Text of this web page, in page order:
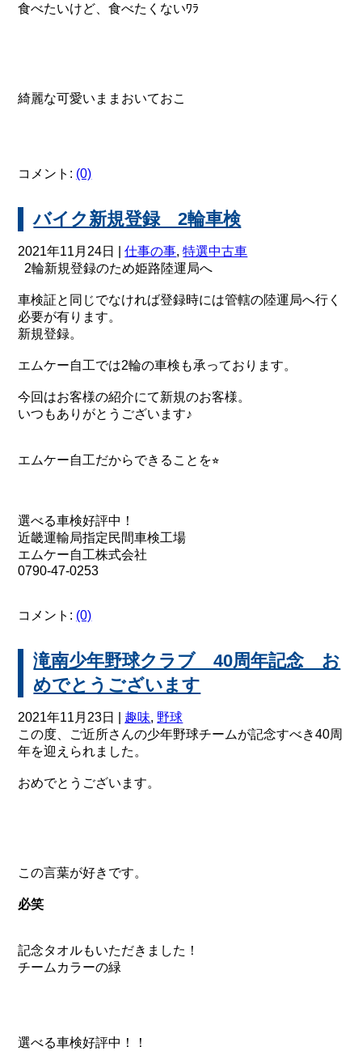
食べたいけど、食べたくないﾜﾗ
綺麗な可愛いままおいておこ
コメント: (0)
バイク新規登録 2輪車検
2021年11月24日 |仕事の事,特選中古車
2輪新規登録のため姫路陸運局へ
車検証と同じでなければ登録時には管轄の陸運局へ行く
必要が有ります。
新規登録。
エムケー自工では2輪の車検も承っております。
今回はお客様の紹介にて新規のお客様。
いつもありがとうございます♪
エムケー自工だからできることを⭐︎
選べる車検好評中！
近畿運輸局指定民間車検工場
エムケー自工株式会社
0790-47-0253
コメント: (0)
滝南少年野球クラブ 40周年記念 お
めでとうございます
2021年11月23日 | 趣味, 野球
この度、ご近所さんの少年野球チームが記念すべき40周
年を迎えられました。
おめでとうございます。
この言葉が好きです。
必笑
記念タオルもいただきました！
チームカラーの緑
選べる車検好評中！！